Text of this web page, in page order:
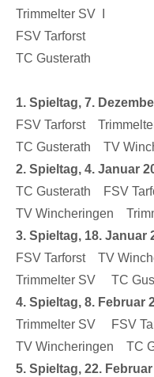
Trimmelter SV I
FSV Tarforst
TC Gusterath
1. Spieltag, 7.
FSV Tarforst
TC Gusterath TV
2. Spieltag, 4. Januar
TC Gusterath FSV
TV Wincheringen
3. Spieltag, 18.
FSV Tarforst TV
Trimmelter SV TC
4. Spieltag, 8. Februar
Trimmelter SV FSV
TV Wincheringen TC
5. Spieltag, 22.